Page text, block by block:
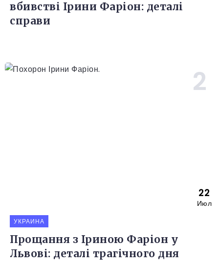
вбивстві Ірини Фаріон: деталі
справи
22
Июл
УКРАИНА
Прощання з Іриною Фаріон у
Львові: деталі трагічного дня